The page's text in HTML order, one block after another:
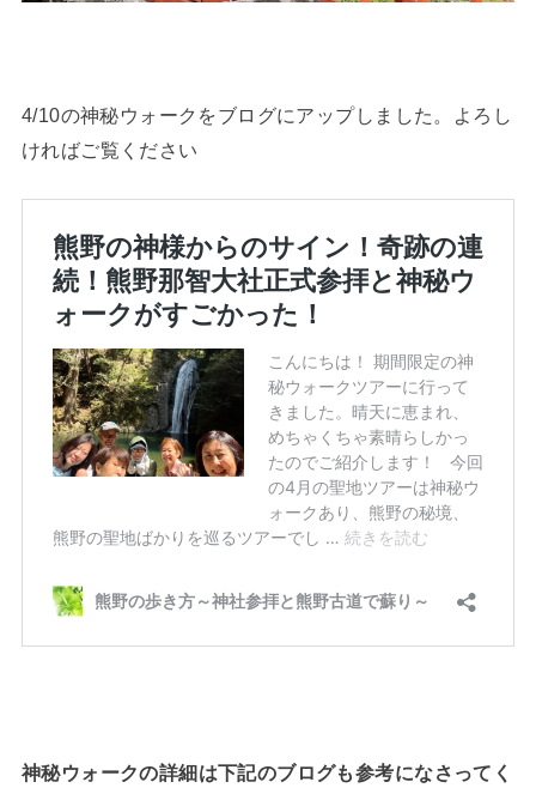
4/10の神秘ウォークをブログにアップしました。よろし
ければご覧ください
神秘ウォークの詳細は下記のブログも参考になさってく